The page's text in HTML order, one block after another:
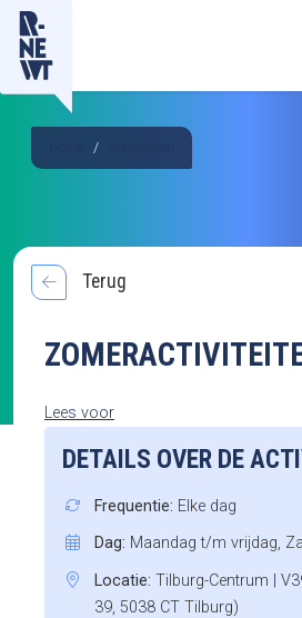
Terug
Lees voor
DETAILS OVER DE
Frequentie: Elke dag
Dag: Maandag t/m vrijdag,
Locatie: Tilburg-Centrum |
39, 5038 CT Tilburg)